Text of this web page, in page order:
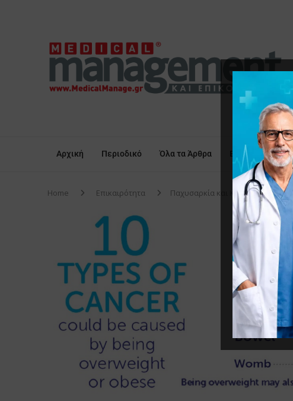
Αρχική Περιοδικό Όλα τα Άρθρα Επικαιρότητα
Home Επικαιρότητα Παχυσαρκία και Καρκίνος